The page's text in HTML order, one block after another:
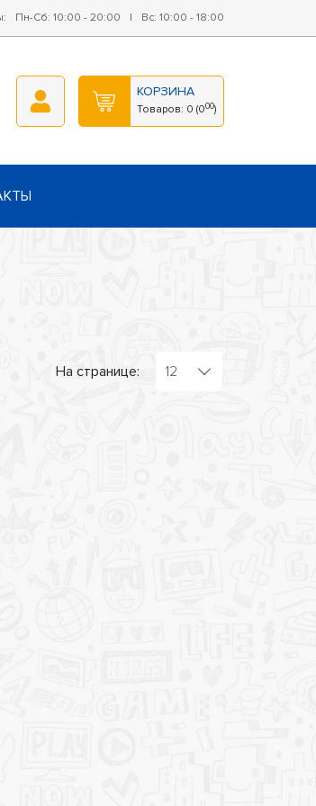
Пн-Сб: 10:00 - 20:00 | Вс: 10:00 - 18:00
КОРЗИНА
Товаров: 0 (000)
На странице: 12